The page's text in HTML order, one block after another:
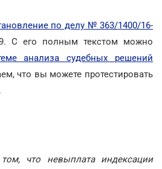
по делу № 363/1400/16-
С его полным текстом можно
анализа судебных решений
что вы можете протестировать
.
что невыплата индексации